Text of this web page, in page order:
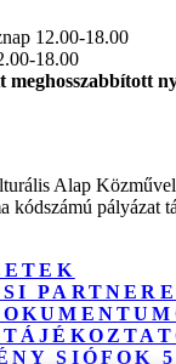
12.00-18.00
18.00
meghosszabbított
Alap
kódszámú pályázat
SIÓFOK